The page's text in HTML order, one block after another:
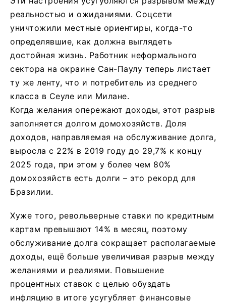
реальностью и ожиданиями. Соцсети
уничтожили местные ориентиры, когда-то
определявшие, как должна выглядеть
достойная жизнь. Работник неформального
сектора на окраине Сан-Паулу теперь листает
ту же ленту, что и потребитель из среднего
класса в Сеуле или Милане.
Когда желания опережают доходы, этот разрыв
заполняется долгом домохозяйств. Доля
доходов, направляемая на обслуживание долга,
выросла с 22% в 2019 году до 29,7% к концу
2025 года, при этом у более чем 80%
домохозяйств есть долги – это рекорд для
Бразилии.
Хуже того, револьверные ставки по кредитным
картам превышают 14% в месяц, поэтому
обслуживание долга сокращает располагаемые
доходы, ещё больше увеличивая разрыв между
желаниями и реалиями. Повышение
процентных ставок с целью обуздать
инфляцию в итоге усугубляет финансовые